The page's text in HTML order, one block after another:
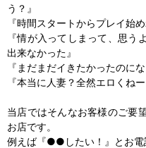
う？』
『時間スタートからプレイ始
『情が入ってしまって、思う
出来なかった』
『まだまだイきたかったのにな
『本当に人妻？全然エロくねー
当店ではそんなお客様のご要
お店です。
例えば『●●したい！』とお電